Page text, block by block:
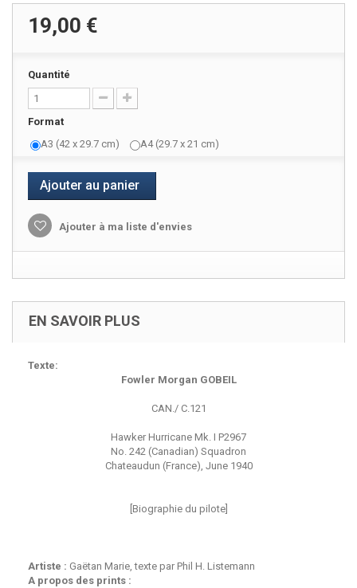
19,00 €
Quantité
Format
A3 (42 x 29.7 cm)
A4 (29.7 x 21 cm)
Ajouter au panier
Ajouter à ma liste d'envies
EN SAVOIR PLUS
Texte:
Fowler Morgan GOBEIL
CAN./ C.121
Hawker Hurricane Mk. I P2967
No. 242 (Canadian) Squadron
Chateaudun (France), June 1940
[Biographie du pilote]
Artiste : Gaëtan Marie, texte par Phil H. Listemann
A propos des prints :